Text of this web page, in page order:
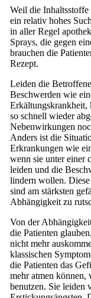
Weil die
ein relativ hohes
in aller Regel
Sprays, die gegen
brauchen die
Rezept.
Leiden die
Beschwerden wie
Erkältungskrankheit,
so schnell wieder
Nebenwirkungen
Anders ist die
Erkrankungen wie
wenn sie unter einer
leiden und die
lindern wollen.
sind am stärksten
Abhängigkeit zu
Von der
die Patienten
nicht mehr
klassischen
die Patienten das
mehr atmen können,
benutzen. Sie leiden